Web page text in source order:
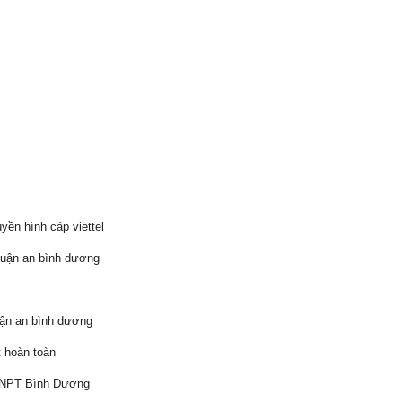
hình cáp viettel
an bình dương
an bình dương
toàn
Bình Dương